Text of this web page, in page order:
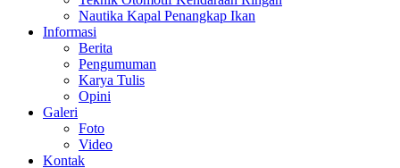
Nautika Kapal Penangkap Ikan
Informasi
Berita
Pengumuman
Karya Tulis
Opini
Galeri
Foto
Video
Kontak